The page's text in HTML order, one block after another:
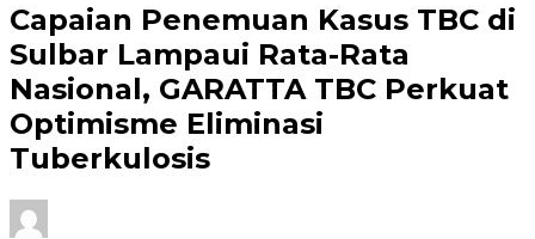
Capaian Penemuan Kasus TBC di
Sulbar Lampaui Rata-Rata
Nasional, GARATTA TBC Perkuat
Optimisme Eliminasi
Tuberkulosis